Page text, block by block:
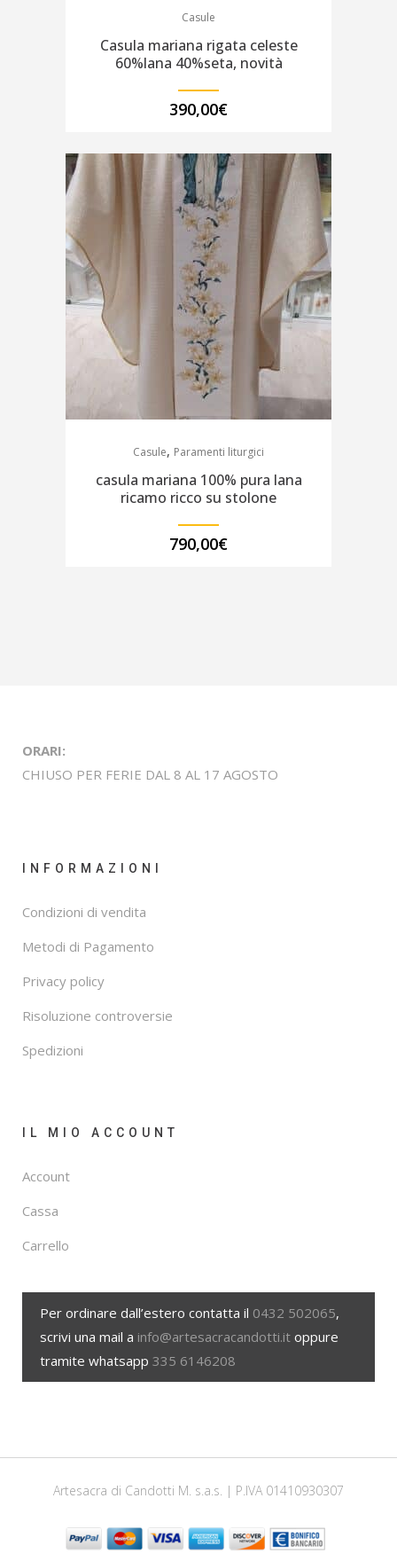
Casule
Casula mariana rigata celeste
60%lana 40%seta, novità
390,00€
Casule, Paramenti liturgici
casula mariana 100% pura lana
ricamo ricco su stolone
790,00€
ORARI:
CHIUSO PER FERIE DAL 8 AL 17 AGOSTO
INFORMAZIONI
Condizioni di vendita
Metodi di Pagamento
Privacy policy
Risoluzione controversie
Spedizioni
IL MIO ACCOUNT
Account
Cassa
Carrello
Per ordinare dall’estero contatta il 0432 502065,
scrivi una mail a info@artesacracandotti.it oppure
tramite whatsapp 335 6146208
Artesacra di Candotti M. s.a.s. | P.IVA 01410930307